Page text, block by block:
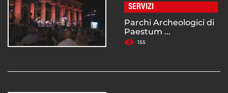
SERVIZI
Parchi Archeologici di
Paestum ...
155